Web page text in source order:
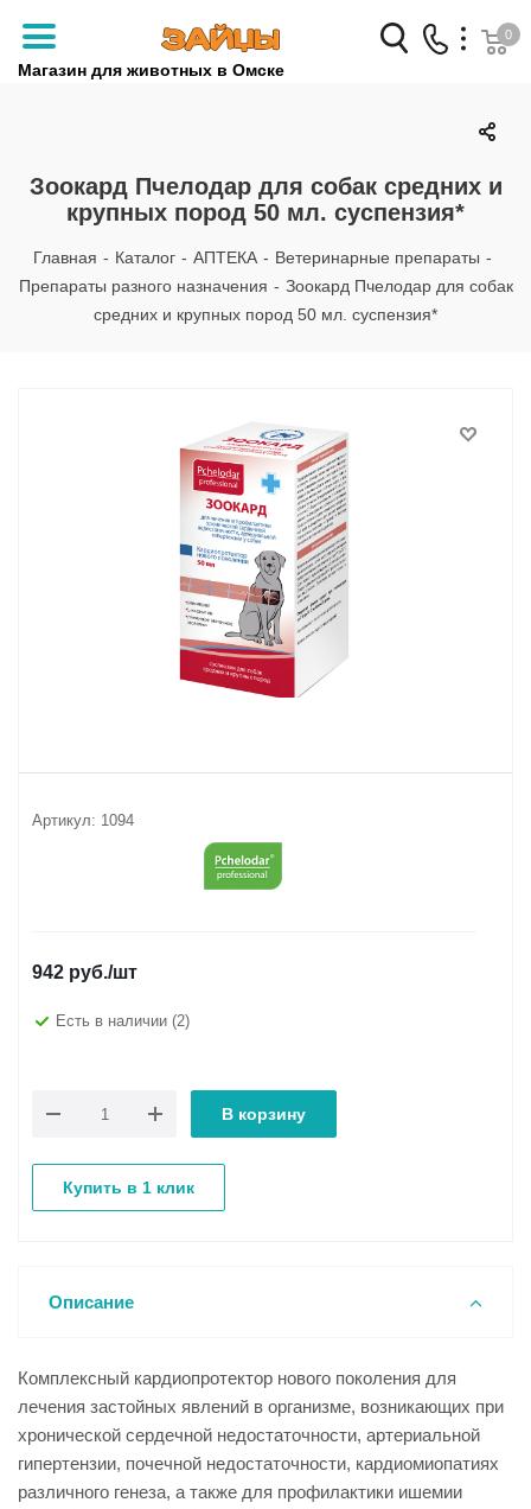
Магазин для животных в Омске
Заказать звонок
+7 (3812) 79-04-04
+7 (950) 959-88-32
0
Зоокард Пчелодар для собак средних и
крупных пород 50 мл. суспензия*
Главная - Каталог - АПТЕКА - Ветеринарные препараты -
Препараты разного назначения - Зоокард Пчелодар для собак
средних и крупных пород 50 мл. суспензия*
Артикул: 1094
942 руб./шт
Есть в наличии (2)
В корзину
Купить в 1 клик
Описание
Комплексный кардиопротектор нового поколения для
лечения застойных явлений в организме, возникающих при
хронической сердечной недостаточности, артериальной
гипертензии, почечной недостаточности, кардиомиопатиях
различного генеза, а также для профилактики ишемии